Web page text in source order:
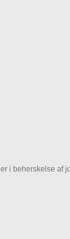
i beherskelse af